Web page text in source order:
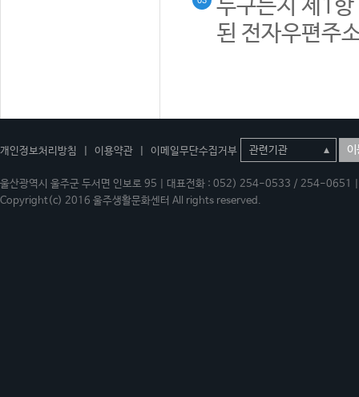
누구든지 제1
된 전자우편주
개인정보처리방침 이용약관 이메일무단수집거부 이
울산광역시 울주군 두서면 인보로 95 | 대표전화 : 052) 254-0533 / 254-
Copyright(c) 2016 울주생활문화센터 All rights reserved.